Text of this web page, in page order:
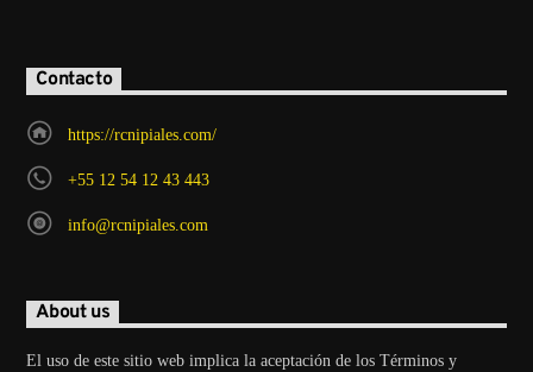
Contacto
https://rcnipiales.com/
+55 12 54 12 43 443
info@rcnipiales.com
About us
El uso de este sitio web implica la aceptación de los Términos y